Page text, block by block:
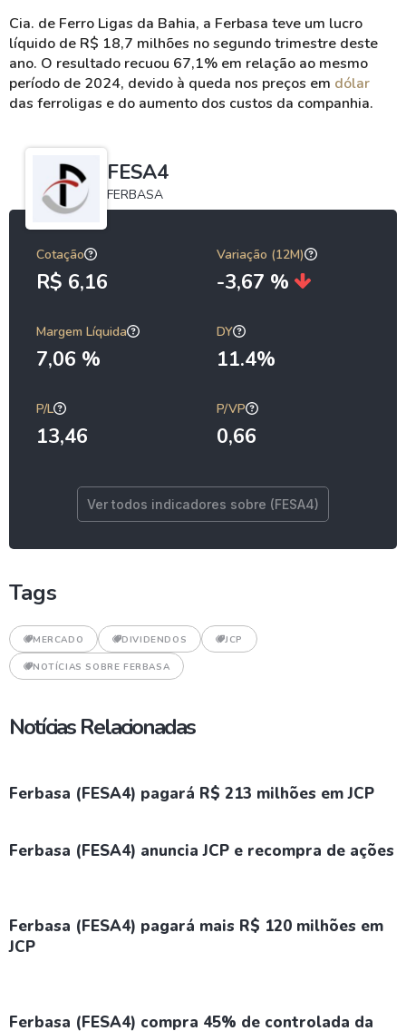
Cia. de Ferro Ligas da Bahia, a Ferbasa teve um lucro
líquido de R$ 18,7 milhões no segundo trimestre deste
ano. O resultado recuou 67,1% em relação ao mesmo
período de 2024, devido à queda nos preços em dólar
das ferroligas e do aumento dos custos da companhia.
FESA4
FERBASA
Cotação
R$ 6,16
Variação (12M)
-3,67 %
Margem Líquida
7,06 %
DY
11.4%
P/L
13,46
P/VP
0,66
Ver todos indicadores sobre (FESA4)
Tags
MERCADO DIVIDENDOS JCP
NOTÍCIAS SOBRE FERBASA
Notícias Relacionadas
Ferbasa (FESA4) pagará R$ 213 milhões em JCP
Ferbasa (FESA4) anuncia JCP e recompra de ações
Ferbasa (FESA4) pagará mais R$ 120 milhões em
JCP
Ferbasa (FESA4) compra 45% de controlada da